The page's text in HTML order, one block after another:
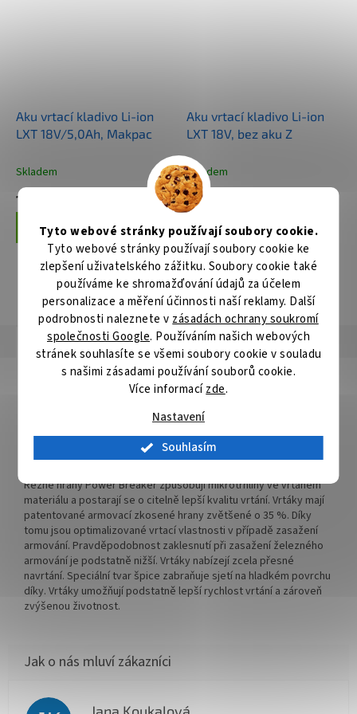
Tyto webové stránky používají soubory cookie.
Tyto webové stránky používají soubory cookie ke
zlepšení uživatelského zážitku. Soubory cookie také
používáme ke shromažďování údajů za účelem
personalizace a měření účinnosti naší reklamy. Další
podrobnosti naleznete v zásadách ochrany soukromí
společnosti Google. Používáním našich webových
stránek souhlasíte se všemi soubory cookie v souladu
s našimi zásadami používání souborů cookie.
Více informacízde.
Nastavení
Souhlasím
Aku vrtací kladivo Li-ion
LXT 18V/5,0Ah, Makpac
Skladem
10 994 Kč
Do košíku
Aku vrtací kladivo Li-ion
LXT 18V, bez aku Z
Skladem
4 256 Kč
Do košíku
ZOBRAZIT VŠECHNY SOUVISEJÍCÍ PRODUKTY
Popis Hodnocení Diskuze
Detailní popis produktu
V-PLUS stanovuje nová výkonnostní měřítka. Je důslednou
inovací miliónkrát osvědčeného příklepového vrtáku 4 PLUS.
Rychlost vrtání se vůči příklepovému vrtáku 4 PLUS zvýšila až o
12%. Skvěle se hodí i pro akumulátorové příklepové vrtačky. V-
Řezné hrany Power Breaker způsobují mikrotrhliny ve vrtaném
materiálu a postarají se o citelně lepší kvalitu vrtání. Vrtáky mají
patentované armovací zkosené hrany zvětšené o 35 %. Díky
tomu jsou optimalizované vrtací vlastnosti v případě zasažení
armování. Pravděpodobnost zaklesnutí při zasažení železného
armování je podstatně nižší. Vrtáky nabízejí zcela přesné
navrtání. Speciální tvar špice zabraňuje sjetí na hladkém povrchu
díky. Vrtáky umožňují podstatně lepší rychlost vrtání a zároveň
zvýšenou životnost.
Jana Koukalová